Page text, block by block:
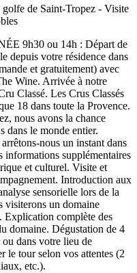
9h30 ou 14h : Départ de
depuis votre résidence dans
et gratuitement) avec
Wine. Arrivée à notre
Classé. Les Crus Classés
18 dans toute la Provence.
nous avons la chance
dans le monde entier.
nous un instant dans
informations supplémentaires
et culturel. Visite et
Introduction aux
sensorielle lors de la
visiterons un domaine
Explication complète des
domaine. Dégustation de 4
dans votre lieu de
le tour selon vos attentes (2
etc.).